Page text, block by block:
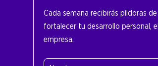
Cada semana recibirás píldoras
fortalecer tu desarrollo personal,
empresa.
Nombre